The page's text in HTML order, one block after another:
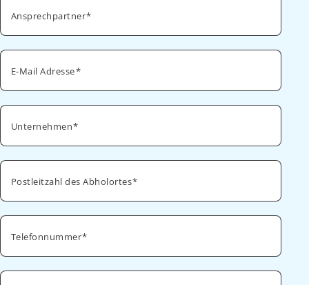
Ansprechpartner
E-Mail Adresse
Unternehmen
Postleitzahl des Abholortes
Telefonnummer